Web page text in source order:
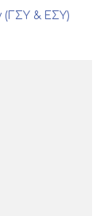
(ΓΣΥ & ΕΣΥ)